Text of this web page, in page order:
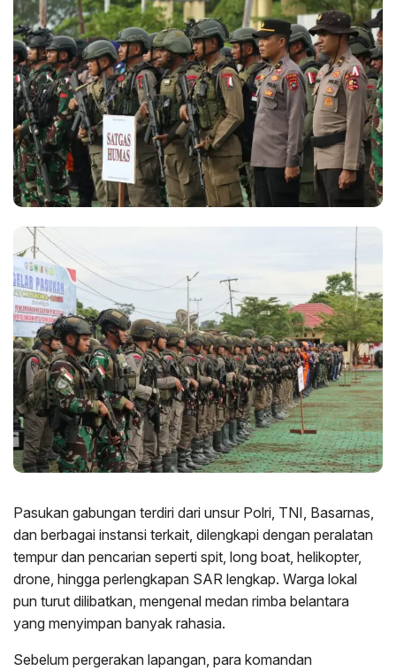
Pasukan gabungan terdiri dari unsur Polri, TNI, Basarnas,
dan berbagai instansi terkait, dilengkapi dengan peralatan
tempur dan pencarian seperti spit, long boat, helikopter,
drone, hingga perlengkapan SAR lengkap. Warga lokal
pun turut dilibatkan, mengenal medan rimba belantara
yang menyimpan banyak rahasia.
Sebelum pergerakan lapangan, para komandan